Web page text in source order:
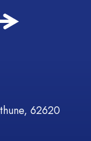
62620